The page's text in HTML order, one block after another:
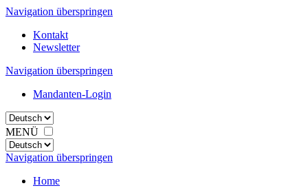
Navigation überspringen
Kontakt
Newsletter
Navigation überspringen
Mandanten-Login
MENÜ
Navigation überspringen
Home